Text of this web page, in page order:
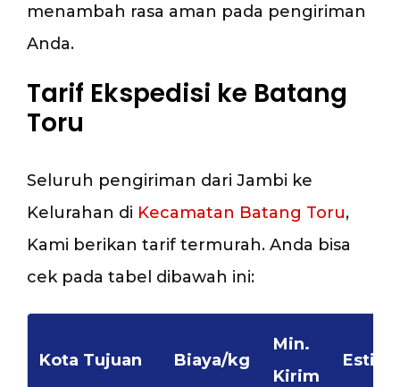
menambah rasa aman pada pengiriman
Anda.
Tarif Ekspedisi ke Batang
Toru
Seluruh pengiriman dari Jambi ke
Kelurahan di Kecamatan Batang Toru,
Kami berikan tarif termurah. Anda bisa
cek pada tabel dibawah ini:
Kota Tujuan Biaya/kg
Min.
Kirim